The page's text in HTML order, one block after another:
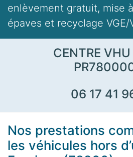
enlèvement gratuit, mise
épaves et recyclage VGE/
CENTRE VHU
06 17 41
Nos prestations
les véhicules hors